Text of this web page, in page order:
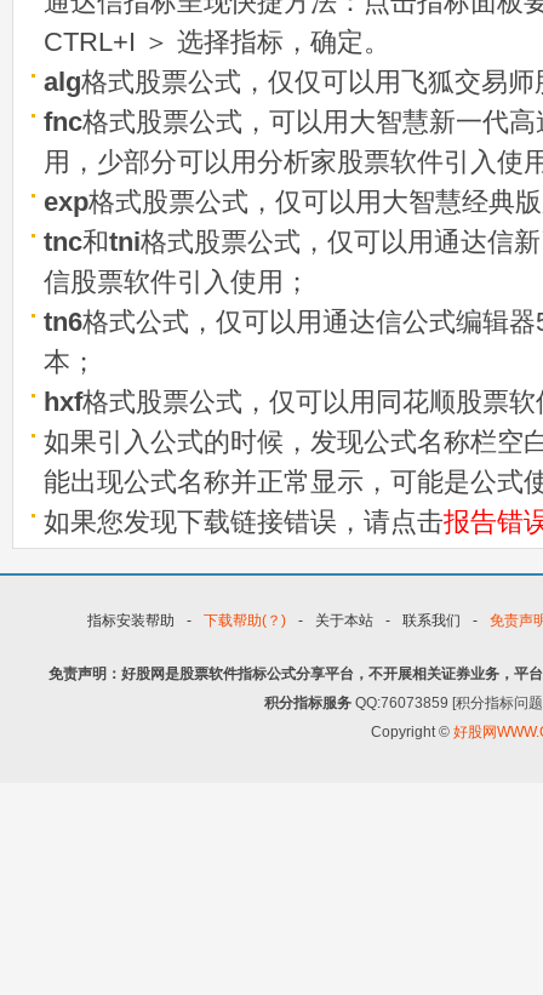
CTRL+I ＞ 选择指标，确定。
alg格式股票公式，仅仅可以用飞狐交易
fnc格式股票公式，可以用大智慧新一代
用，少部分可以用分析家股票软件引入使
exp格式股票公式，仅可以用大智慧经典
tnc和tni格式股票公式，仅可以用通达信
信股票软件引入使用；
tn6格式公式，仅可以用通达信公式编辑
本；
hxf格式股票公式，仅可以用同花顺股票
如果引入公式的时候，发现公式名称栏空
能出现公式名称并正常显示，可能是公式
如果您发现下载链接错误，请点击报告错
指标安装帮助 - 下载帮助(？) - 关于本站 - 联系我们 - 免责声
免责声明：好股网是股票软件指标公式分享平台，不开展相关证券业务，平
积分指标服务 QQ:76073859 [积分指标问
Copyright © 好股网